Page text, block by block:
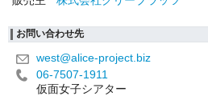
お問い合わせ先
west@alice-project.biz
06-7507-1911
仮面女子シアター